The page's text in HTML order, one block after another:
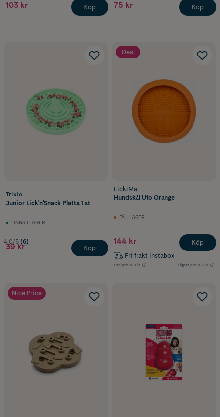
103 kr Köp 75 kr Köp
Trixie
Junior Lick'n'Snack Platta 1 st
FINNS I LAGER
4.0/5 (6)
39 kr Köp
Deal
LickiMat
Hundskål Ufo Orange
FÅ I LAGER
144 kr
Fri frakt Instabox
Ord.pris 189 kr Lägsta pris 187 kr
Köp
Nice Price